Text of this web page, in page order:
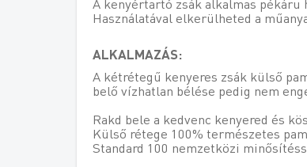
A kenyértartó zsák alkalmas
Használatával elkerülheted a
ALKALMAZÁS:
A kétrétegű kenyeres zsák külső
belő vízhatlan bélése pedig nem
Rakd bele a kedvenc kenyered és
Külső rétege 100% természetes
Standard 100 nemzetközi